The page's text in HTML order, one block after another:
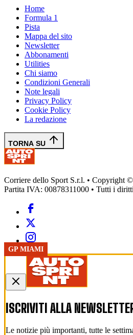
FOTO
GP MIAMI
Home
Formula 1
Pista
Mappa del sito
Newsletter
Abbonamenti
Utilities
Chi siamo
Condizioni Generali
Note legali
Privacy Policy
Cookie Policy
La redazione
TORNA SU
Corriere dello Sport S.r.l. • Copyright
Partita IVA: 00878311000 • Tutti i
ISCRIVITI ALLA
Le notizie più importanti, tutte le